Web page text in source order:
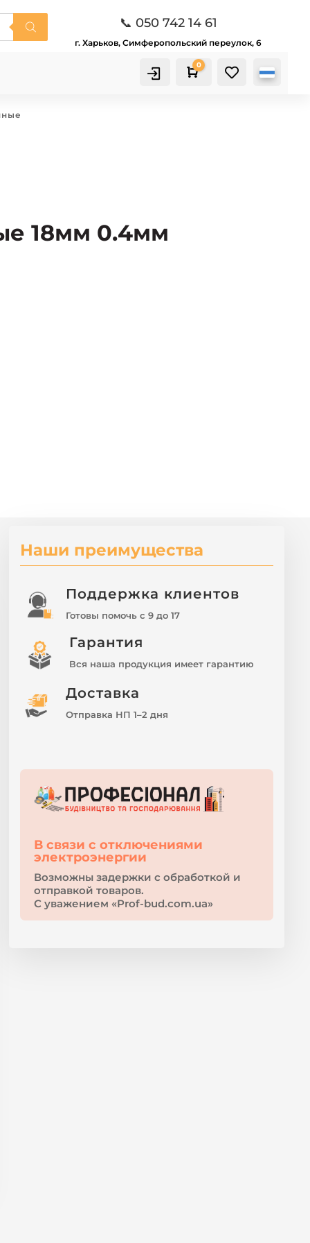
📞 050 742 14 61
г. Харьков, Симферопольский переулок, 6
Корзина
0

18мм 0.4мм
Наши преимущества
Поддержка клиентов
Готовы помочь с 9 до 17
Гарантия
Вся наша продукция имеет гарантию
Доставка
Отправка НП 1–2 дня
В связи с отключениями
электроэнергии
Возможны задержки с обработкой и
отправкой товаров.
С уважением «Prof-bud.com.ua»